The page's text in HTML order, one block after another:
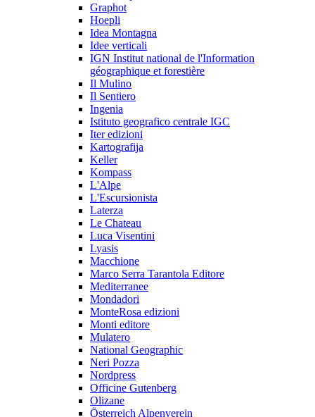
Graphot
Hoepli
Idea Montagna
Idee verticali
IGN Institut national de l'Information
géographique et forestière
Il Mulino
Il Sentiero
Ingenia
Istituto geografico centrale IGC
Iter edizioni
Kartografija
Keller
Kompass
L'Alpe
L'Escursionista
Laterza
Le Chateau
Luca Visentini
Lyasis
Macchione
Marco Serra Tarantola Editore
Mediterranee
Mondadori
MonteRosa edizioni
Monti editore
Mulatero
National Geographic
Neri Pozza
Nordpress
Officine Gutenberg
Olizane
Österreich Alpenverein